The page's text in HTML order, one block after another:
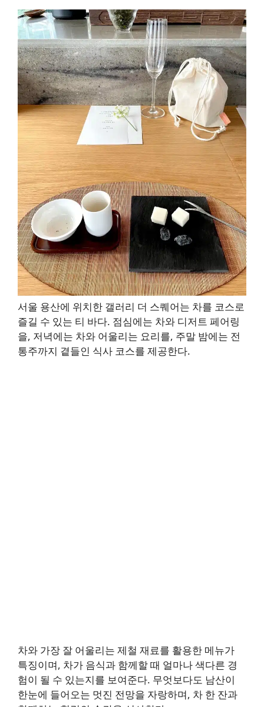
서울 용산에 위치한 갤러리 더 스퀘어는 차를 코스로
즐길 수 있는 티 바다. 점심에는 차와 디저트 페어링
을, 저녁에는 차와 어울리는 요리를, 주말 밤에는 전
통주까지 곁들인 식사 코스를 제공한다.
차와 가장 잘 어울리는 제철 재료를 활용한 메뉴가
특징이며, 차가 음식과 함께할 때 얼마나 색다른 경
험이 될 수 있는지를 보여준다. 무엇보다도 남산이
한눈에 들어오는 멋진 전망을 자랑하며, 차 한 잔과